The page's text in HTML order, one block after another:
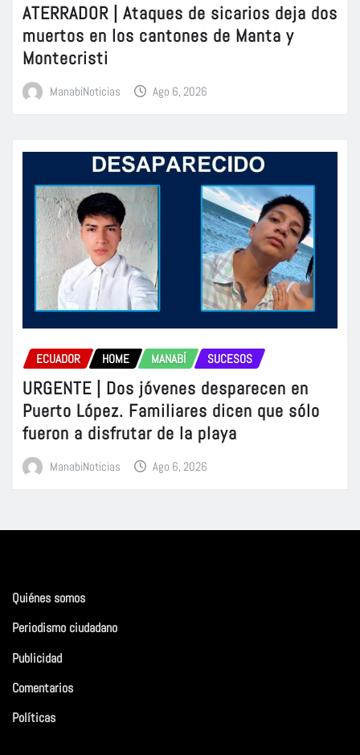
ATERRADOR | Ataques de sicarios deja dos
muertos en los cantones de Manta y
Montecristi
ManabiNoticias Ago 6, 2026
ECUADOR HOME MANABÍ SUCESOS
URGENTE | Dos jóvenes desparecen en
Puerto López. Familiares dicen que sólo
fueron a disfrutar de la playa
ManabiNoticias Ago 6, 2026
Quiénes somos
Periodismo ciudadano
Publicidad
Comentarios
Políticas